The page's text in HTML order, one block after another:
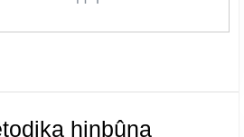
год
hinbûna